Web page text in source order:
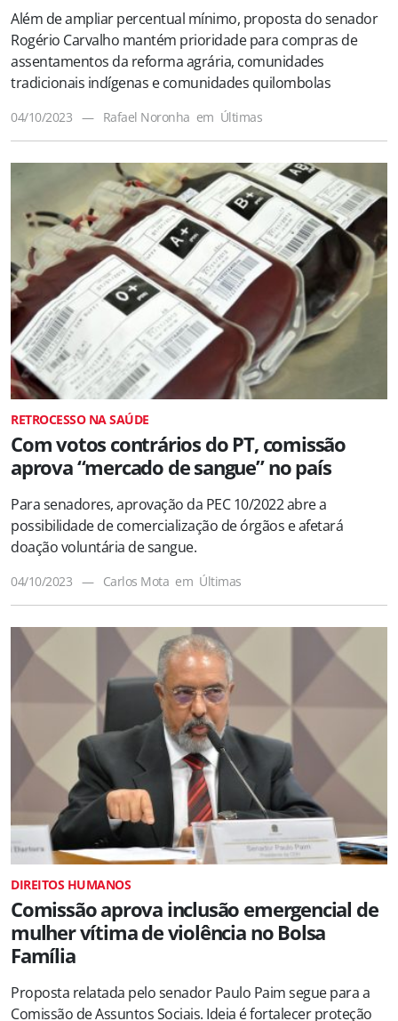
Além de ampliar percentual mínimo, proposta do senador
Rogério Carvalho mantém prioridade para compras de
assentamentos da reforma agrária, comunidades
tradicionais indígenas e comunidades quilombolas
04/10/2023 — Rafael Noronha em Últimas
RETROCESSO NA SAÚDE
Com votos contrários do PT, comissão
aprova “mercado de sangue” no país
Para senadores, aprovação da PEC 10/2022 abre a
possibilidade de comercialização de órgãos e afetará
doação voluntária de sangue.
04/10/2023 — Carlos Mota em Últimas
DIREITOS HUMANOS
Comissão aprova inclusão emergencial de
mulher vítima de violência no Bolsa
Família
Proposta relatada pelo senador Paulo Paim segue para a
Comissão de Assuntos Sociais. Ideia é fortalecer proteção